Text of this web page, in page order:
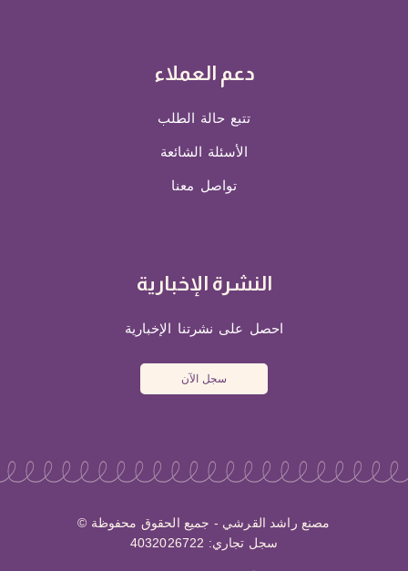
دعم العملاء
تتبع حالة الطلب
الأسئلة الشائعة
تواصل معنا
النشرة الإخبارية
احصل على نشرتنا الإخبارية
سجل الآن
مصنع راشد القرشي - جميع الحقوق محفوظة ©
سجل تجاري: 4032026722